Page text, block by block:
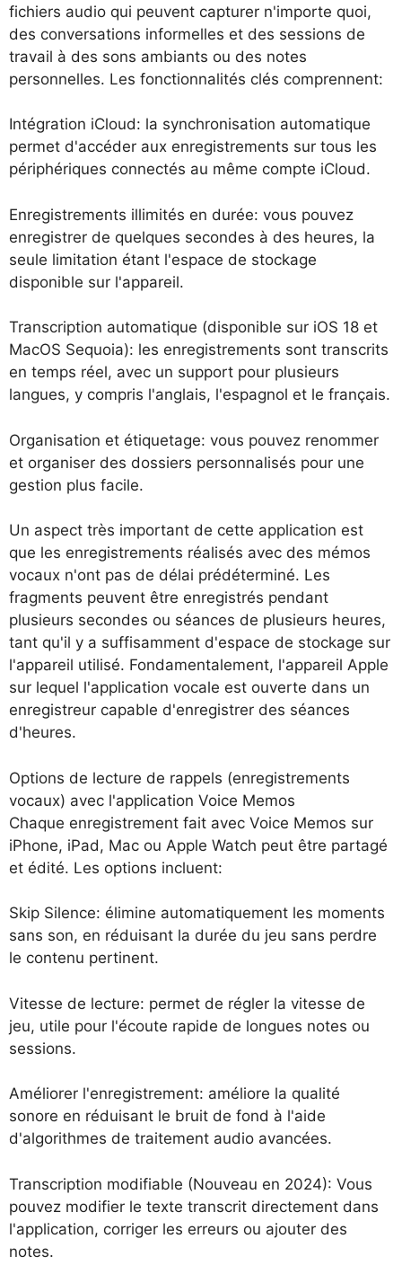
fichiers audio qui peuvent capturer n'importe quoi,
des conversations informelles et des sessions de
travail à des sons ambiants ou des notes
personnelles. Les fonctionnalités clés comprennent:
Intégration iCloud: la synchronisation automatique
permet d'accéder aux enregistrements sur tous les
périphériques connectés au même compte iCloud.
Enregistrements illimités en durée: vous pouvez
enregistrer de quelques secondes à des heures, la
seule limitation étant l'espace de stockage
disponible sur l'appareil.
Transcription automatique (disponible sur iOS 18 et
MacOS Sequoia): les enregistrements sont transcrits
en temps réel, avec un support pour plusieurs
langues, y compris l'anglais, l'espagnol et le français.
Organisation et étiquetage: vous pouvez renommer
et organiser des dossiers personnalisés pour une
gestion plus facile.
Un aspect très important de cette application est
que les enregistrements réalisés avec des mémos
vocaux n'ont pas de délai prédéterminé. Les
fragments peuvent être enregistrés pendant
plusieurs secondes ou séances de plusieurs heures,
tant qu'il y a suffisamment d'espace de stockage sur
l'appareil utilisé. Fondamentalement, l'appareil Apple
sur lequel l'application vocale est ouverte dans un
enregistreur capable d'enregistrer des séances
d'heures.
Options de lecture de rappels (enregistrements
vocaux) avec l'application Voice Memos
Chaque enregistrement fait avec Voice Memos sur
iPhone, iPad, Mac ou Apple Watch peut être partagé
et édité. Les options incluent:
Skip Silence: élimine automatiquement les moments
sans son, en réduisant la durée du jeu sans perdre
le contenu pertinent.
Vitesse de lecture: permet de régler la vitesse de
jeu, utile pour l'écoute rapide de longues notes ou
sessions.
Améliorer l'enregistrement: améliore la qualité
sonore en réduisant le bruit de fond à l'aide
d'algorithmes de traitement audio avancées.
Transcription modifiable (Nouveau en 2024): Vous
pouvez modifier le texte transcrit directement dans
l'application, corriger les erreurs ou ajouter des
notes.